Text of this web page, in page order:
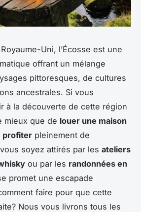
Uni, l’Écosse est une
offrant un mélange
pittoresques, de cultures
ancestrales. Si vous
à la découverte de cette région
mieux que de louer une maison
profiter pleinement de
soyez attirés par les ateliers
ou par les randonnées en
promet une escapade
faire pour que cette
Nous vous livrons tous les